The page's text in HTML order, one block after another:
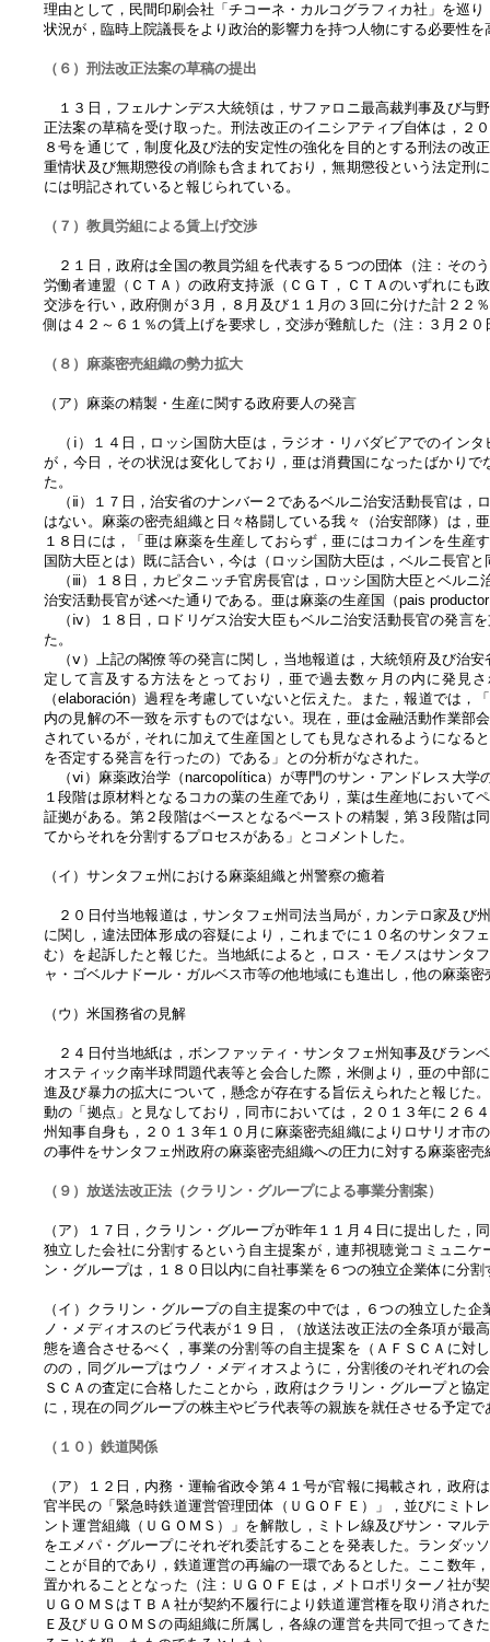
理由として，民間印刷会社「チコーネ・カルコグラフィカ社」を巡
状況が，臨時上院議長をより政治的影響力を持つ人物にする必要性
（６）刑法改正法案の草稿の提出
１３日，フェルナンデス大統領は，サファロニ最高裁判事及び与
正法案の草稿を受け取った。刑法改正のイニシアティブ自体は，２
８号を通じて，制度化及び法的安定性の強化を目的とする刑法の
重情状及び無期懲役の削除も含まれており，無期懲役という法定刑
には明記されていると報じられている。
（７）教員労組による賃上げ交渉
２１日，政府は全国の教員労組を代表する５つの団体（注：その
労働者連盟（ＣＴＡ）の政府支持派（ＣＧＴ，ＣＴＡのいずれにも
交渉を行い，政府側が３月，８月及び１１月の３回に分けた計２２
側は４２～６１％の賃上げを要求し，交渉が難航した（注：３月２
（８）麻薬密売組織の勢力拡大
（ア）麻薬の精製・生産に関する政府要人の発言
（ⅰ）１４日，ロッシ国防大臣は，ラジオ・リバダビアでのイン
が，今日，その状況は変化しており，亜は消費国になったばかり
た。
（ⅱ）１７日，治安省のナンバー２であるベルニ治安活動長官は，
はない。麻薬の密売組織と日々格闘している我々（治安部隊）は，
１８日には，「亜は麻薬を生産しておらず，亜にはコカインを生
国防大臣とは）既に話合い，今は（ロッシ国防大臣は，ベルニ長官
（ⅲ）１８日，カピタニッチ官房長官は，ロッシ国防大臣とベルニ
治安活動長官が述べた通りである。亜は麻薬の生産国（pais
（ⅳ）１８日，ロドリゲス治安大臣もベルニ治安活動長官の発言
た。
（ⅴ）上記の閣僚等の発言に関し，当地報道は，大統領府及び治
定して言及する方法をとっており，亜で過去数ヶ月の内に発見
（elaboración）過程を考慮していないと伝えた。また，報道では
内の見解の不一致を示すものではない。現在，亜は金融活動作業部
されているが，それに加えて生産国としても見なされるようになる
を否定する発言を行ったの）である」との分析がなされた。
（ⅵ）麻薬政治学（narcopolítica）が専門のサン・アンドレス大学
１段階は原材料となるコカの葉の生産であり，葉は生産地におい
証拠がある。第２段階はベースとなるペーストの精製，第３段階は
てからそれを分割するプロセスがある」とコメントした。
（イ）サンタフェ州における麻薬組織と州警察の癒着
２０日付当地報道は，サンタフェ州司法当局が，カンテロ家及び
に関し，違法団体形成の容疑により，これまでに１０名のサンタフ
む）を起訴したと報じた。当地紙によると，ロス・モノスはサンタ
ャ・ゴベルナドール・ガルベス市等の他地域にも進出し，他の麻薬
（ウ）米国務省の見解
２４日付当地紙は，ボンファッティ・サンタフェ州知事及びラン
オスティック南半球問題代表等と会合した際，米側より，亜の中部
進及び暴力の拡大について，懸念が存在する旨伝えられたと報じた
動の「拠点」と見なしており，同市においては，２０１３年に２６
州知事自身も，２０１３年１０月に麻薬密売組織によりロサリオ市
の事件をサンタフェ州政府の麻薬密売組織への圧力に対する麻薬密
（９）放送法改正法（クラリン・グループによる事業分割案）
（ア）１７日，クラリン・グループが昨年１１月４日に提出した
独立した会社に分割するという自主提案が，連邦視聴覚コミュニ
ン・グループは，１８０日以内に自社事業を６つの独立企業体に分
（イ）クラリン・グループの自主提案の中では，６つの独立した
ノ・メディオスのビラ代表が１９日，（放送法改正法の全条項が最
態を適合させるべく，事業の分割等の自主提案を（ＡＦＳＣＡに対
のの，同グループはウノ・メディオスように，分割後のそれぞれの
ＳＣＡの査定に合格したことから，政府はクラリン・グループと
に，現在の同グループの株主やビラ代表等の親族を就任させる予定
（１０）鉄道関係
（ア）１２日，内務・運輸省政令第４１号が官報に掲載され，政
官半民の「緊急時鉄道運営管理団体（ＵＧＯＦＥ）」，並びにミト
ント運営組織（ＵＧＯＭＳ）」を解散し，ミトレ線及びサン・マル
をエメパ・グループにそれぞれ委託することを発表した。ランダッ
ことが目的であり，鉄道運営の再編の一環であるとした。ここ数年
置かれることとなった（注：ＵＧＯＦＥは，メトロポリターノ社が
ＵＧＯＭＳはＴＢＡ社が契約不履行により鉄道運営権を取り消さ
Ｅ及びＵＧＯＭＳの両組織に所属し，各線の運営を共同で担って